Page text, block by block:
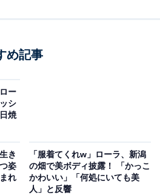
め記事
ー
シ
焼
き
姿
れ
「服着てくれw」ローラ、新潟
の畑で美ボディ披露！ 「かっこ
かわいい」「何処にいても美
人」と反響